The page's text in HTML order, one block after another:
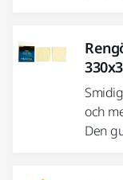
och
Den